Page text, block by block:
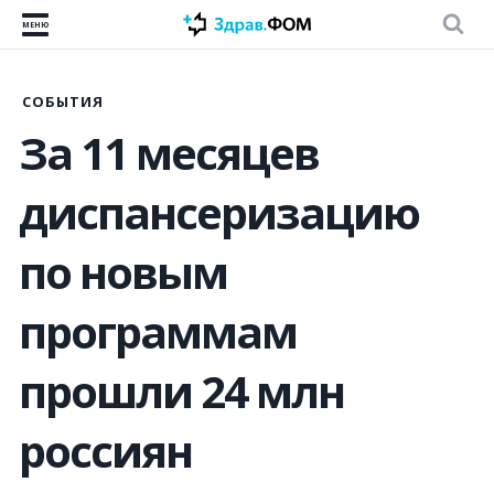
МЕНЮ
СОБЫТИЯ
За 11 месяцев
диспансеризацию
по новым
программам
прошли 24 млн
россиян